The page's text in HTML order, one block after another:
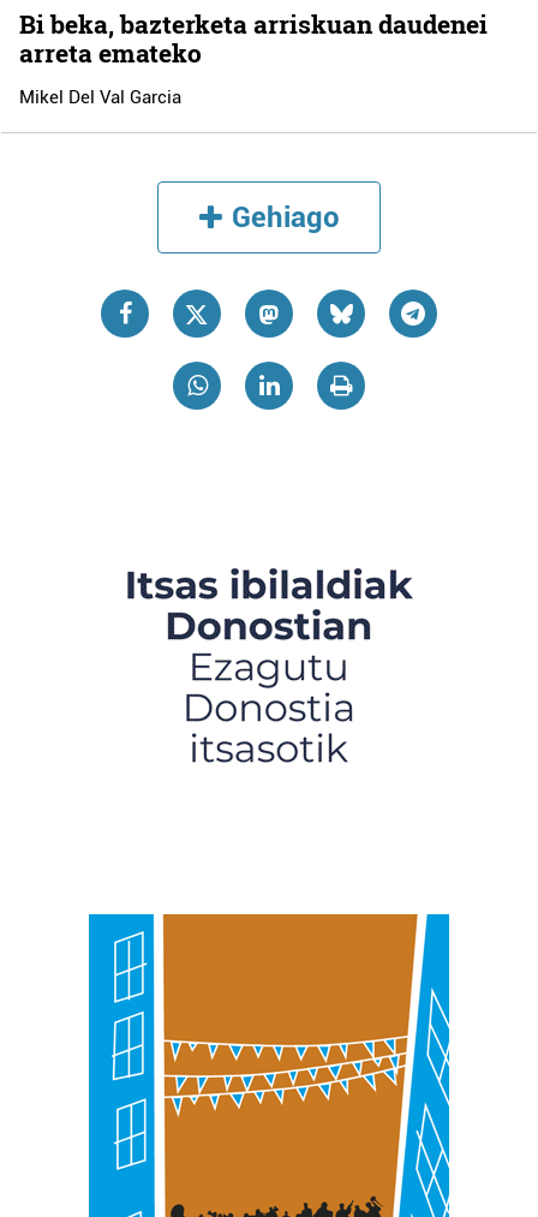
Bi beka, bazterketa arriskuan daudenei
arreta emateko
Mikel Del Val Garcia
Gehiago